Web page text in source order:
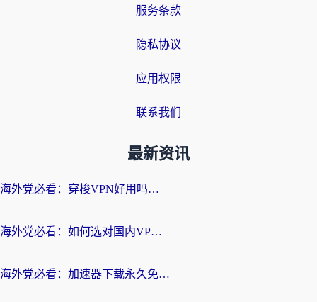
服务条款
隐私协议
应用权限
联系我们
最新资讯
海外党必看：穿梭VPN好用吗？和云帆VPN对比哪个回国效果更好？附真实测评+避坑指南
海外党必看：如何选对国内VPN，实现无缝访问国内资源？
海外党必看：加速器下载永久免费版真的存在吗？教你无缝访问国内资源的正确姿势